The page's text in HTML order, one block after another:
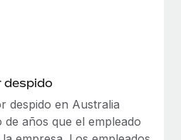
despido
despido en Australia
años que el empleado